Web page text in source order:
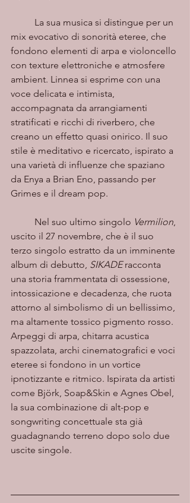
mix evocativo di sonorità eteree, che
fondono elementi di arpa e violoncello
con texture elettroniche e atmosfere
ambient. Linnea si esprime con una
voce delicata e intimista,
accompagnata da arrangiamenti
stratificati e ricchi di riverbero, che
creano un effetto quasi onirico. Il suo
stile è meditativo e ricercato, ispirato a
una varietà di influenze che spaziano
da Enya a Brian Eno, passando per
Grimes e il dream pop.
	Nel suo ultimo singolo
Vermilion,
uscito il 27 novembre, che è il suo
terzo singolo estratto da un imminente
album di debutto, SIKADE racconta
una storia frammentata di ossessione,
intossicazione e decadenza, che ruota
attorno al simbolismo di un bellissimo,
ma altamente tossico pigmento rosso.
Arpeggi di arpa, chitarra acustica
spazzolata, archi cinematografici e voci
eteree si fondono in un vortice
ipnotizzante e ritmico. Ispirata da artisti
come Björk, Soap&Skin e Agnes Obel,
la sua combinazione di alt-pop e
songwriting concettuale sta già
guadagnando terreno dopo solo due
uscite singole.